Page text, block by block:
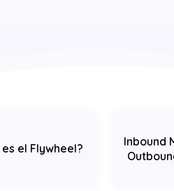
el Flywheel?
Inbound